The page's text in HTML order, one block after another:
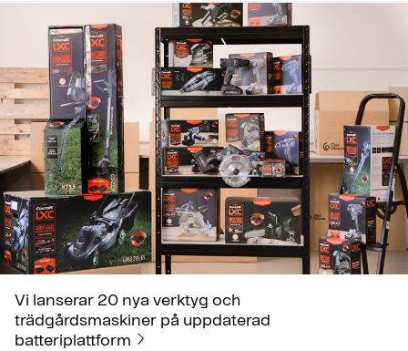
Vi lanserar 20 nya verktyg och
trädgårdsmaskiner på uppdaterad
batteriplattform